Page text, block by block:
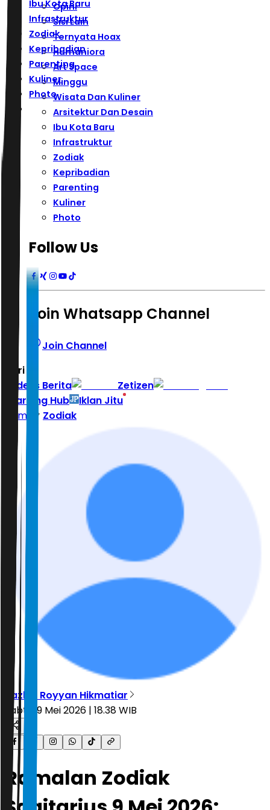
Ibu Kota Baru
Infrastruktur
Zodiak
Kepribadian
Parenting
Kuliner
Photo
Opini
Sisi Lain
Ternyata Hoax
Humaniora
Art Space
Minggu
Wisata Dan Kuliner
Arsitektur Dan Desain
Ibu Kota Baru
Infrastruktur
Zodiak
Kepribadian
Parenting
Kuliner
Photo
Follow Us
Join Whatsapp Channel
Join Channel
Hari ini
Indeks Berita
Zetizen
Learning Hub
Iklan Jitu
Home
Zodiak
Tazkia Royyan Hikmatiar
Sabtu, 9 Mei 2026 | 18.38 WIB
Ramalan Zodiak